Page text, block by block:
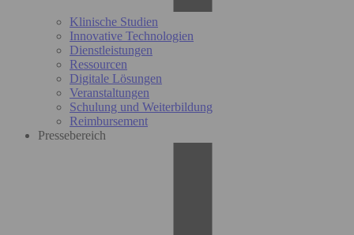
Klinische Studien
Innovative Technologien
Dienstleistungen
Ressourcen
Digitale Lösungen
Veranstaltungen
Schulung und Weiterbildung
Reimbursement
Pressebereich